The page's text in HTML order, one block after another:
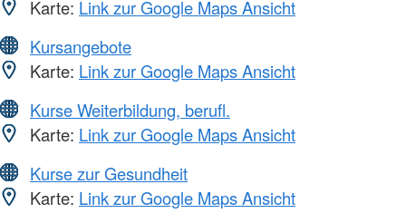
Karte: Link zur Google Maps Ansicht
Kursangebote
Karte: Link zur Google Maps Ansicht
Kurse Weiterbildung, berufl.
Karte: Link zur Google Maps Ansicht
Kurse zur Gesundheit
Karte: Link zur Google Maps Ansicht